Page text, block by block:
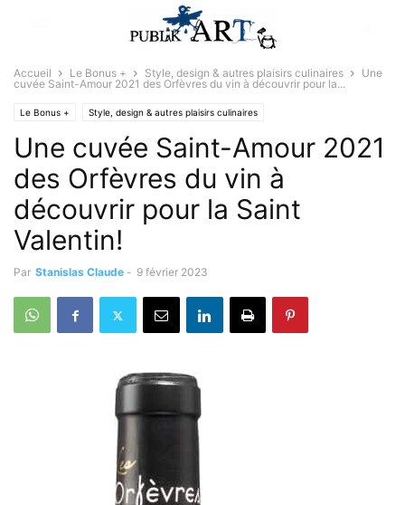
Accueil Le Bonus + Style, design & autres plaisirs culinaires
Une
cuvée Saint-Amour 2021 des Orfèvres du vin à découvrir pour la...
Le Bonus + Style, design & autres plaisirs culinaires
Une cuvée Saint-Amour 2021
des Orfèvres du vin à
découvrir pour la Saint
Valentin!
Par Stanislas Claude - 9 février 2023